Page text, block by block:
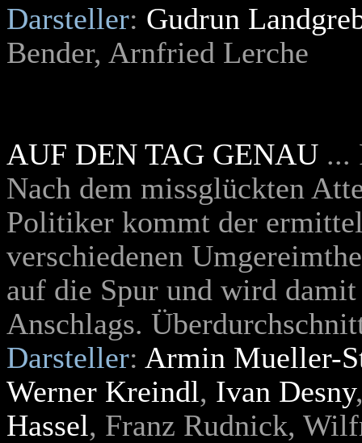
Darsteller: Gudrun
Bender, Arnfried Lerche
AUF DEN TAG GENAU ...
Nach dem missglückten
Politiker kommt der
verschiedenen
auf die Spur und wird
Anschlags.
Darsteller: Armin Mueller-
Werner Kreindl, Ivan Desny
Hassel, Franz Rudnick,